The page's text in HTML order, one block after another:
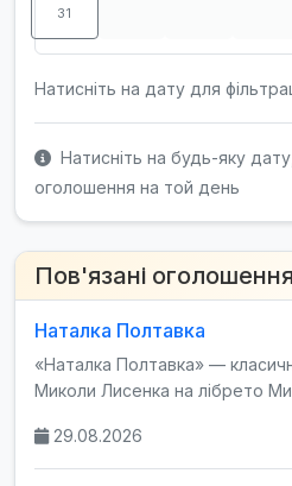
31
Натисніть на дату для
Натисніть на будь-яку
оголошення на той день
Пов'язані оголошення
Наталка Полтавка
«Наталка Полтавка» —
Миколи Лисенка на лібрето
29.08.2026